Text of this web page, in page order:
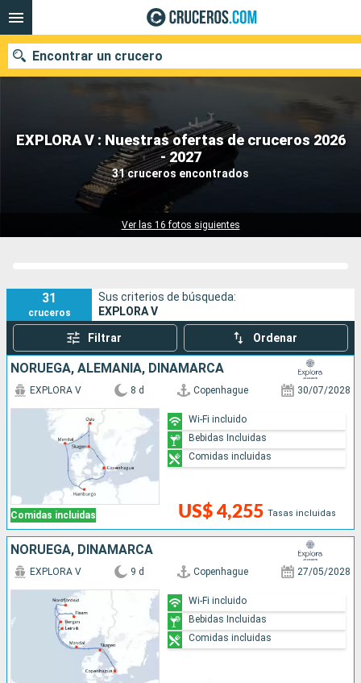
EXPLORA V : Nuestras ofertas de cruceros 2026
- 2027
31 cruceros encontrados
Ver las 16 fotos siguientes
Encontrar un crucero
Nuestros destinos
Fecha de salida
31
cruceros
Sus criterios de búsqueda:
EXPLORA V
Filtrar Ordenar
NORUEGA, ALEMANIA, DINAMARCA
Comidas incluidas
EXPLORA V 8 d Copenhague 30/07/2028
US$ 4,255 Tasas incluidas
Wi-Fi incluido
Bebidas Incluidas
Comidas incluidas
NORUEGA, DINAMARCA
EXPLORA V 9 d Copenhague 27/05/2028
Wi-Fi incluido
Bebidas Incluidas
Comidas incluidas